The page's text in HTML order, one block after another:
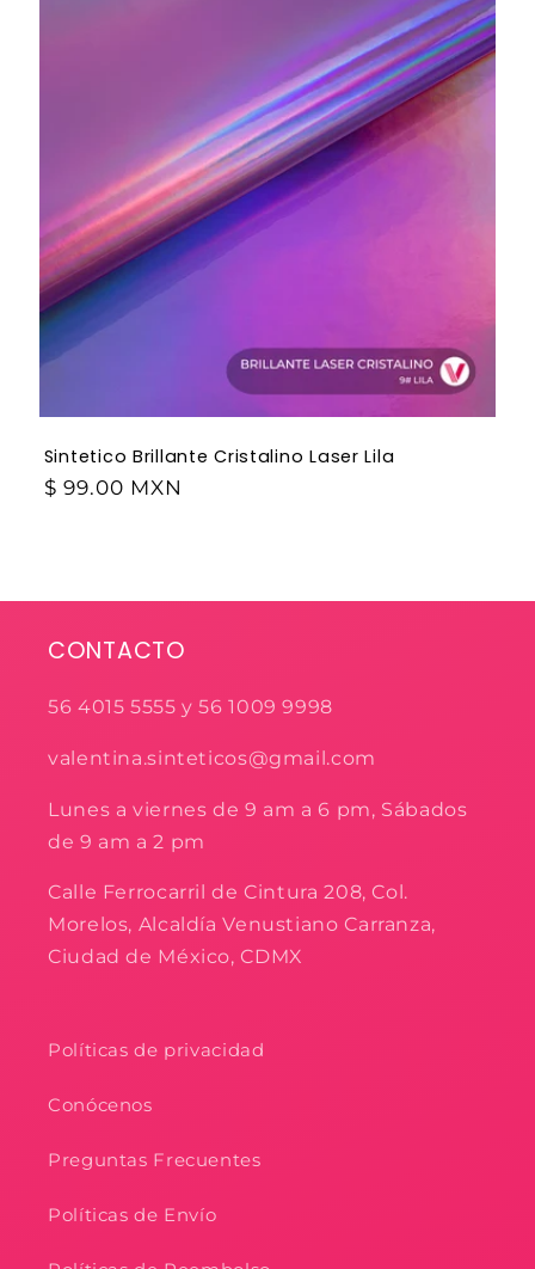
Sintetico Brillante Cristalino Laser Lila
$ 99.00 MXN
CONTACTO
56 4015 5555 y 56 1009 9998
valentina.sinteticos@gmail.com
Lunes a viernes de 9 am a 6 pm, Sábados
de 9 am a 2 pm
Calle Ferrocarril de Cintura 208, Col.
Morelos, Alcaldía Venustiano Carranza,
Ciudad de México, CDMX
Políticas de privacidad
Conócenos
Preguntas Frecuentes
Políticas de Envío